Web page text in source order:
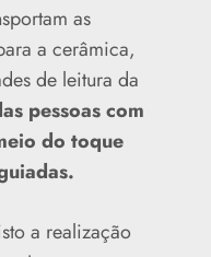
as
a cerâmica,
de leitura da
pessoas com
do toque
a realização